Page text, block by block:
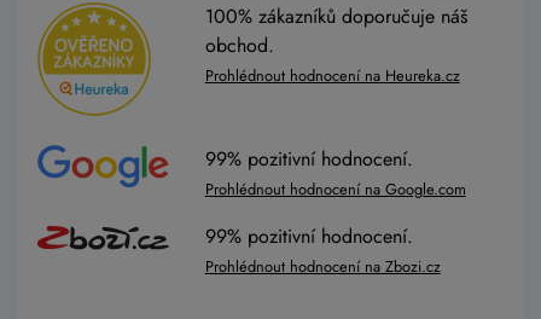
100% zákazníků doporučuje náš
obchod.
Prohlédnout hodnocení na Heureka.cz
99% pozitivní hodnocení.
Prohlédnout hodnocení na Google.com
99% pozitivní hodnocení.
Prohlédnout hodnocení na Zbozi.cz